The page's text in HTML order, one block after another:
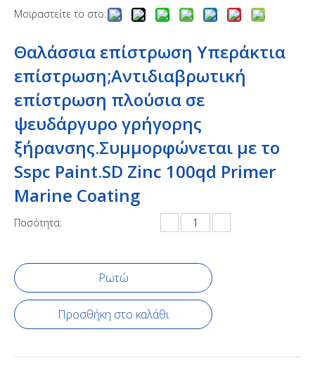
Μοιραστείτε το στο:
Θαλάσσια επίστρωση Υπεράκτια
επίστρωση;Αντιδιαβρωτική
επίστρωση πλούσια σε
ψευδάργυρο γρήγορης
ξήρανσης.Συμμορφώνεται με το
Sspc Paint.SD Zinc 100qd Primer
Marine Coating
Ποσότητα:
Ρωτώ
Προσθήκη στο καλάθι